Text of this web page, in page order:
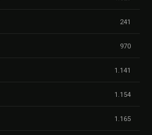
241
970
1.141
1.154
1.165